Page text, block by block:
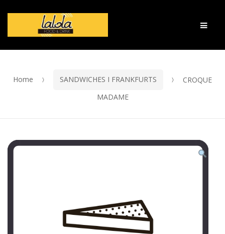
navigation
content
Home SANDWICHES I FRANKFURTS
CROQUE
MADAME